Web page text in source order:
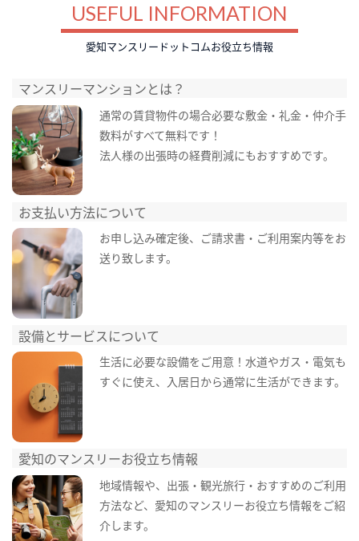
USEFUL INFORMATION
愛知マンスリードットコムお役立ち情報
マンスリーマンションとは？
通常の賃貸物件の場合必要な敷金・礼金・仲介手
数料がすべて無料です！
法人様の出張時の経費削減にもおすすめです。
お支払い方法について
お申し込み確定後、ご請求書・ご利用案内等をお
送り致します。
設備とサービスについて
生活に必要な設備をご用意！水道やガス・電気も
すぐに使え、入居日から通常に生活ができます。
愛知のマンスリーお役立ち情報
地域情報や、出張・観光旅行・おすすめのご利用
方法など、愛知のマンスリーお役立ち情報をご紹
介します。